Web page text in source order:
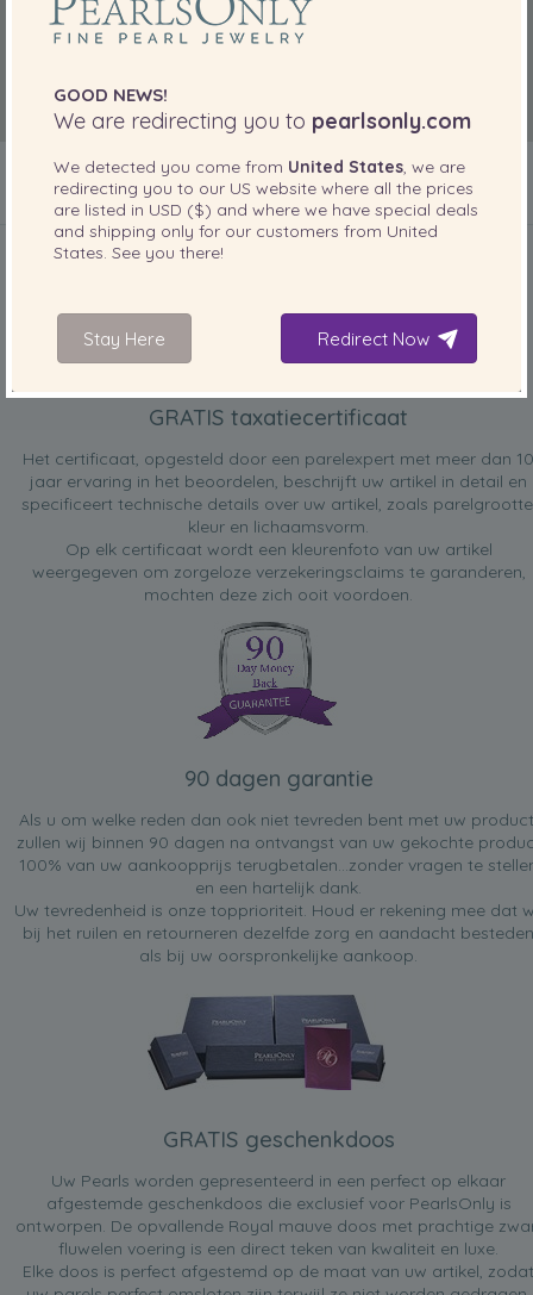
INBEGREPEN BIJ UW PRODUCT
GRATIS taxatiecertificaat
Het certificaat, opgesteld door een parelexpert met meer dan 10
jaar ervaring in het beoordelen, beschrijft uw artikel in detail en
specificeert technische details over uw artikel, zoals
kleur en lichaamsvorm.
Op elk certificaat wordt een kleurenfoto van uw artikel
weergegeven om zorgeloze verzekeringsclaims te garanderen,
mochten deze zich ooit voordoen.
90 dagen garantie
Als u om welke reden dan ook niet tevreden bent met uw
zullen wij binnen 90 dagen na ontvangst van uw gekochte
100% van uw aankoopprijs terugbetalen...zonder vragen te
en een hartelijk dank.
Uw tevredenheid is onze topprioriteit. Houd er rekening mee dat
bij het ruilen en retourneren dezelfde zorg en aandacht besteden
als bij uw oorspronkelijke aankoop.
GRATIS geschenkdoos
Uw Pearls worden gepresenteerd in een perfect op elkaar
afgestemde geschenkdoos die exclusief voor PearlsOnly is
ontworpen. De opvallende Royal mauve doos met prachtige
fluwelen voering is een direct teken van kwaliteit en luxe.
Elke doos is perfect afgestemd op de maat van uw artikel, zodat
GOOD NEWS!
We are redirecting you to pearlsonly.com
We detected you come from United States, we are
redirecting you to our US website where all the prices
are listed in USD ($) and where we have special deals
and shipping only for our customers from United
States. See you there!
Stay Here Redirect Now